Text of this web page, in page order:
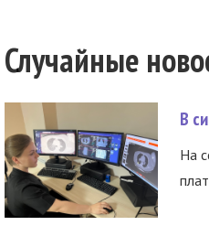
Случайные
В
На